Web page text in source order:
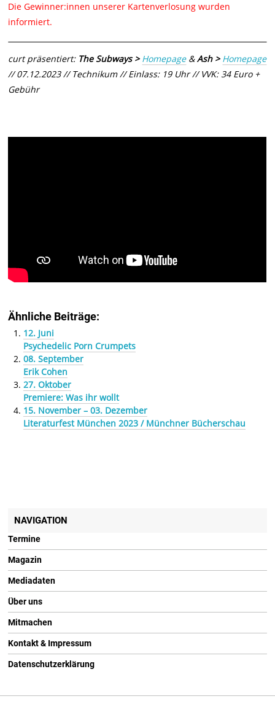
Die Gewinner:innen unserer Kartenverlosung wurden
informiert.
curt präsentiert: The Subways > Homepage&Ash > Homepage
// 07.12.2023 // Technikum // Einlass: 19 Uhr // VVK: 34 Euro +
Gebühr
Ähnliche Beiträge:
12. Juni
Psychedelic Porn Crumpets
08. September
Erik Cohen
27. Oktober
Premiere: Was ihr wollt
15. November – 03. Dezember
Literaturfest München 2023 / Münchner Bücherschau
NAVIGATION
Termine
Magazin
Mediadaten
Über uns
Mitmachen
Kontakt & Impressum
Datenschutzerklärung